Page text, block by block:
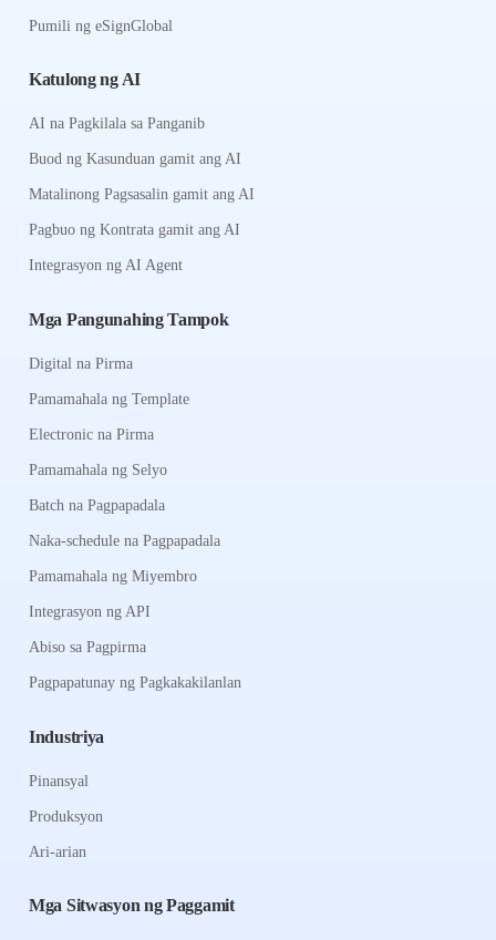
Pumili ng eSignGlobal
Katulong ng AI
AI na Pagkilala sa Panganib
Buod ng Kasunduan gamit ang AI
Matalinong Pagsasalin gamit ang AI
Pagbuo ng Kontrata gamit ang AI
Integrasyon ng AI Agent
Mga Pangunahing Tampok
Digital na Pirma
Pamamahala ng Template
Electronic na Pirma
Pamamahala ng Selyo
Batch na Pagpapadala
Naka-schedule na Pagpapadala
Pamamahala ng Miyembro
Integrasyon ng API
Abiso sa Pagpirma
Pagpapatunay ng Pagkakakilanlan
Industriya
Pinansyal
Produksyon
Ari-arian
Mga Sitwasyon ng Paggamit